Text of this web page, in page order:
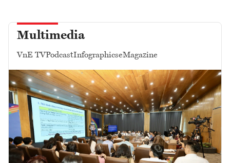
Multimedia
VnE TVPodcastInfographicseMagazine